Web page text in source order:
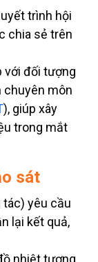
trình hội
chia sẻ trên
với đối tượng
chuyên môn
), giúp xây
trong mắt
sát
yêu cầu
lại kết quả,
nhiệt tương